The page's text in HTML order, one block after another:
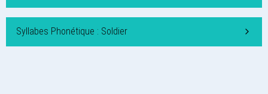
Syllabes Phonétique : Soldier